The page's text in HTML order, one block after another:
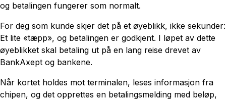
og betalingen fungerer som normalt.
For deg som kunde skjer det på et øyeblikk, ikke sekunder:
Et lite «tæpp», og betalingen er godkjent. I løpet av dette
øyeblikket skal betaling ut på en lang reise drevet av
BankAxept og bankene.
Når kortet holdes mot terminalen, leses informasjon fra
chipen, og det opprettes en betalingsmelding med beløp,